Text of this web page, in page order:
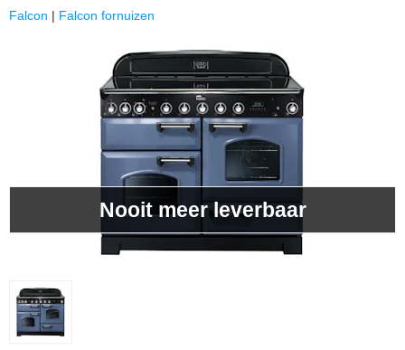
Falcon | Falcon fornuizen
Nooit meer leverbaar